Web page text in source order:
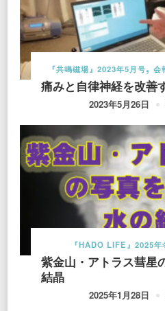
『共鳴磁場』2023年5月号 会
痛みと自律神経を改善
2023年5月26日
『HADO LIFE』2025年
紫金山・アトラス彗星
結晶
2025年1月28日